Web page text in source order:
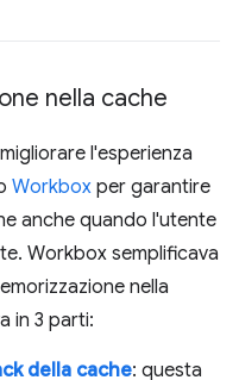
nella cache
l'esperienza
Workbox per garantire
anche quando l'utente
Workbox semplificava
nella
in 3 parti:
della cache: questa